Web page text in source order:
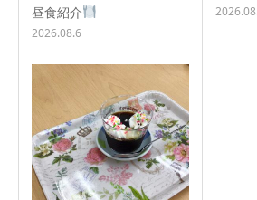
昼食紹介
2026.08.6